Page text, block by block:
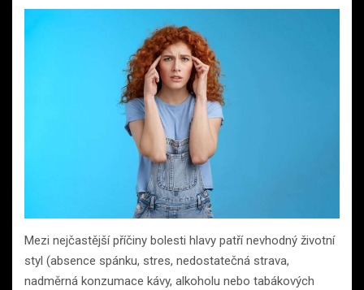
Mezi nejčastější příčiny bolesti hlavy patří nevhodný životní
styl (absence spánku, stres, nedostatečná strava,
nadměrná konzumace kávy, alkoholu nebo tabákových